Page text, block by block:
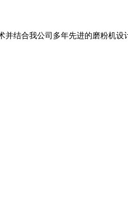
结合我公司多年先进的磨粉机